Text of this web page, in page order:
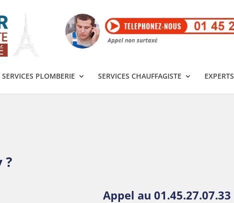
SERVICES PLOMBERIE SERVICES CHAUFFAGISTE EXPERTS
?
Appel au01.45.27.07.33